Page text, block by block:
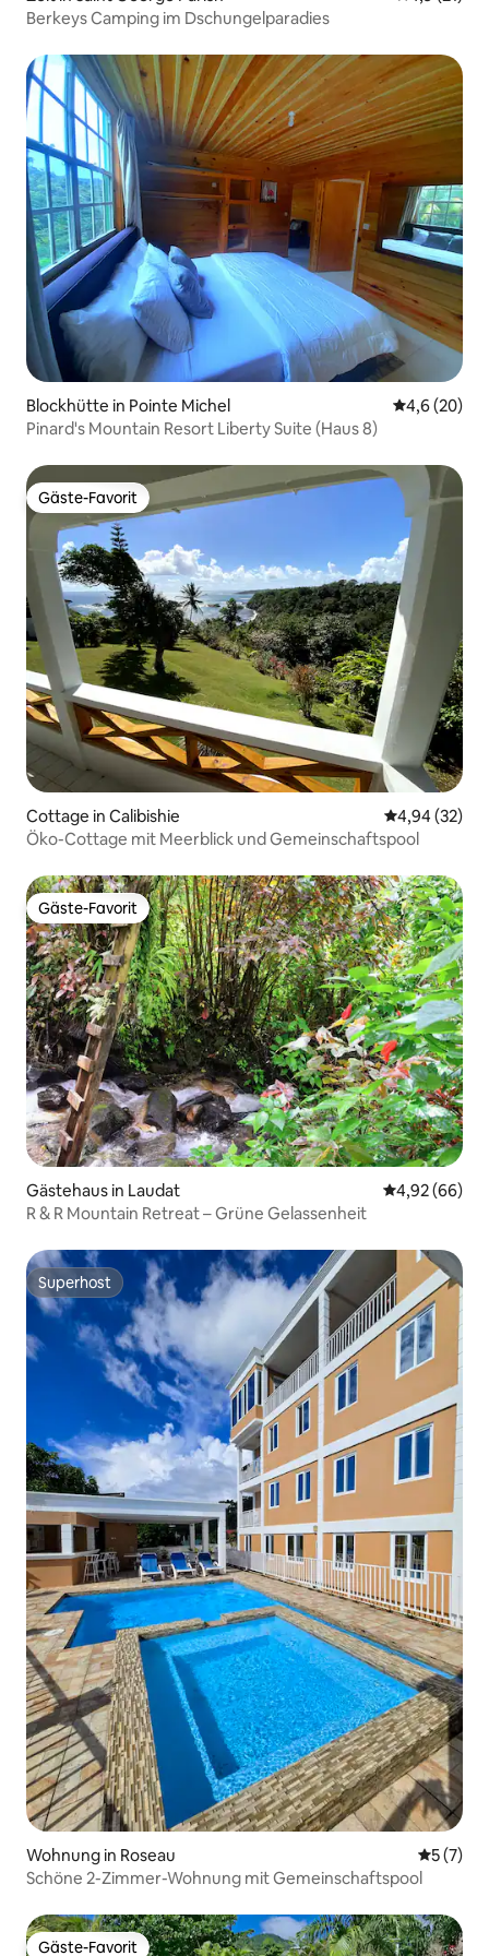
Berkeys Camping im Dschungelparadies
Blockhütte in Pointe Michel
4,6 (20)
Pinard's Mountain Resort Liberty Suite (Haus 8)
Gäste-Favorit
Gäste-Favorit
Cottage in Calibishie
4,94 (32)
Öko-Cottage mit Meerblick und Gemeinschaftspool
Gäste-Favorit
Gäste-Favorit
Gästehaus in Laudat
4,92 (66)
R & R Mountain Retreat – Grüne Gelassenheit
Superhost
Superhost
Wohnung in Roseau
5 (7)
Schöne 2-Zimmer-Wohnung mit Gemeinschaftspool
Gäste-Favorit